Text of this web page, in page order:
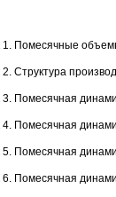
1. Помесячные
2. Структура
3. Помесячная
4. Помесячная
5. Помесячная
6. Помесячная